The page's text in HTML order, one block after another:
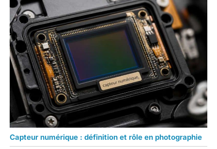
Capteur numérique : définition et rôle en photographie